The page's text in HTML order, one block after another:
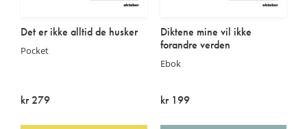
Det er ikke alltid de husker
Pocket
kr 279
Diktene mine vil ikke
forandre verden
Ebok
kr 199